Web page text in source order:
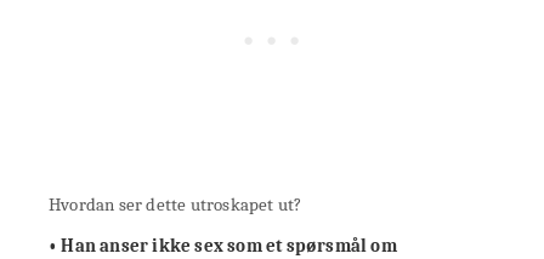
Hvordan ser dette utroskapet ut?
• Han anser ikke sex som et spørsmål om